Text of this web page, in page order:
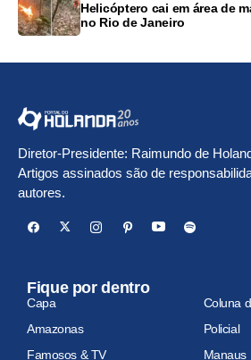
Helicóptero cai em área de
no Rio de Janeiro
Diretor-Presidente: Raimundo de
Artigos assinados são de
autores.
Fique por dentro
Capa
Coluna
Amazonas
Policial
Famosos & TV
Manaus